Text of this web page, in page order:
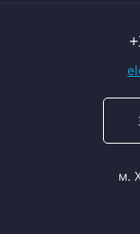
м.